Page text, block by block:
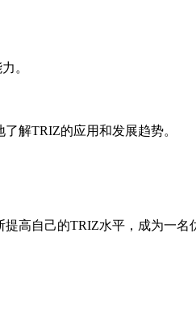
。
解TRIZ的应用和发展趋势。
高自己的TRIZ水平，成为一名